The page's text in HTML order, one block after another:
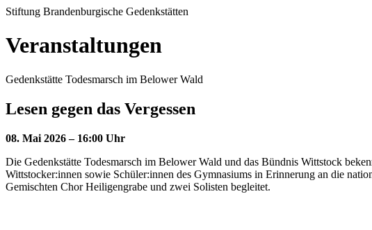
Stiftung Brandenburgische Gedenkstätten
Veranstaltungen
Gedenkstätte Todesmarsch im Belower Wald
Lesen gegen das Vergessen
08. Mai 2026 – 16:00 Uhr
Die Gedenkstätte Todesmarsch im Belower Wald und das Bündnis Wittstock
Wittstocker:innen sowie Schüler:innen des Gymnasiums in Erinnerung an die
Gemischten Chor Heiligengrabe und zwei Solisten begleitet.